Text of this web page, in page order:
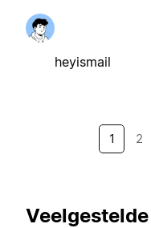
heyismail
1 2